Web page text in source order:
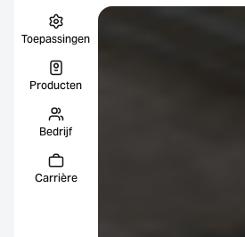
Toepassingen
Producten
Bedrijf
Carrière